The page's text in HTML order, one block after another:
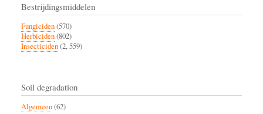
Bestrijdingsmiddelen
Fungiciden(570)
Herbiciden(802)
Insecticiden(2, 559)
Soil degradation
Algemeen(62)